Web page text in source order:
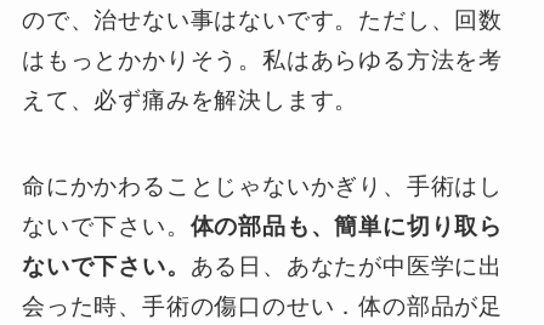
ので、治せない事はないです。ただし、回数
はもっとかかりそう。私はあらゆる方法を考
えて、必ず痛みを解決します。
命にかかわることじゃないかぎり、手術はし
ないで下さい。 体の部品も、簡単に切り取ら
ないで下さい。 ある日、あなたが中医学に出
会った時、手術の傷口のせい．体の部品が足